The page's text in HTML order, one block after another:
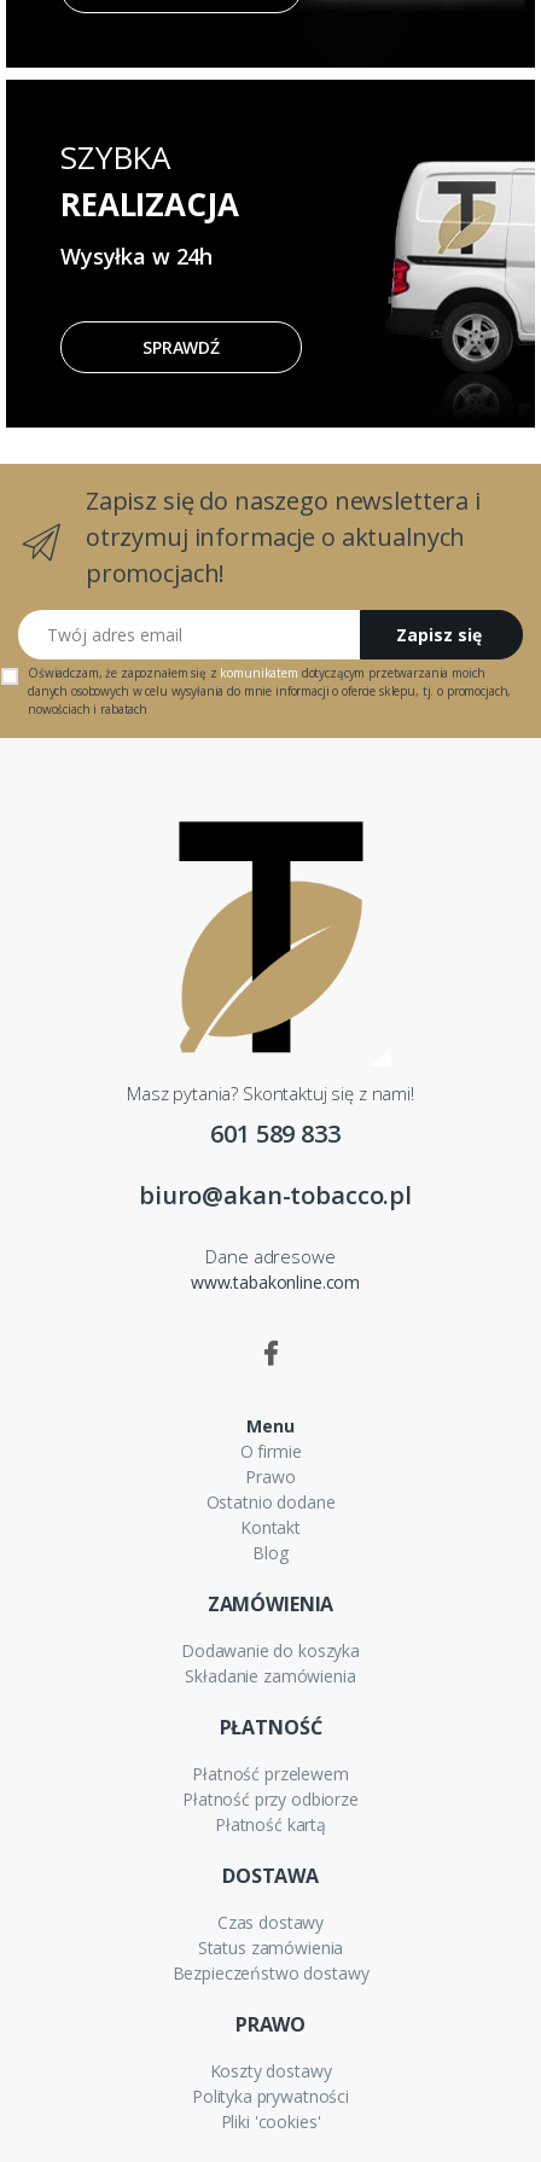
SZYBKA
REALIZACJA
Wysyłka w 24h
SPRAWDŹ
Zapisz się do naszego newslettera i
otrzymuj informacje o aktualnych
promocjach!
Twój adres email
Zapisz się
Oświadczam, że zapoznałem się z komunikatem dotyczącym przetwarzania moich
danych osobowych w celu wysyłania do mnie informacji o ofercie sklepu, tj. o promocjach,
nowościach i rabatach
Masz pytania? Skontaktuj się z nami!
601 589 833
biuro@akan-tobacco.pl
Dane adresowe
www.tabakonline.com
Menu
O firmie
Prawo
Ostatnio dodane
Kontakt
Blog
ZAMÓWIENIA
Dodawanie do koszyka
Składanie zamówienia
PŁATNOŚĆ
Płatność przelewem
Płatność przy odbiorze
Płatność kartą
DOSTAWA
Czas dostawy
Status zamówienia
Bezpieczeństwo dostawy
PRAWO
Koszty dostawy
Polityka prywatności
Pliki 'cookies'